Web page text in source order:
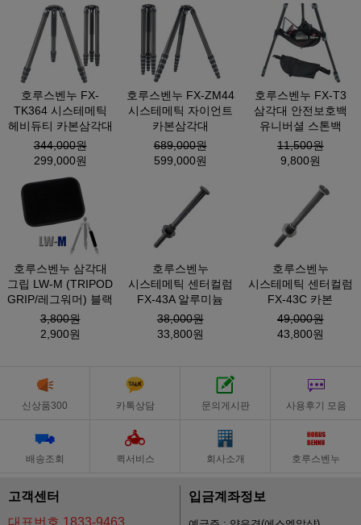
호루스벤누 FX-
TK364 시스테메틱
헤비듀티 카본삼각대
344,000원
299,000원
호루스벤누 FX-ZM44
시스테메틱 자이언트
카본삼각대
689,000원
599,000원
호루스벤누 FX-T3
삼각대 안전보호백
유니버셜 스톤백
11,500원
9,800원
호루스벤누 삼각대
그립 LW-M (TRIPOD
GRIP/레그워머) 블랙
3,800원
2,900원
호루스벤누
시스테메틱 센터컬럼
FX-43A 알루미늄
38,000원
33,800원
호루스벤누
시스테메틱 센터컬럼
FX-43C 카본
49,000원
43,800원
신상품300 카톡상담 문의게시판 사용후기 모음
배송조회 퀵서비스 회사소개 호루스벤누
고객센터
입금계좌정보